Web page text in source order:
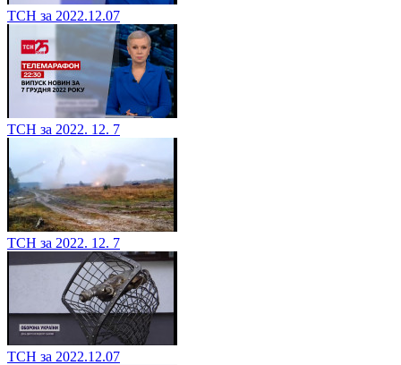
ТСН за 2022.12.07
ТСН за 2022. 12. 7
ТСН за 2022. 12. 7
ТСН за 2022.12.07